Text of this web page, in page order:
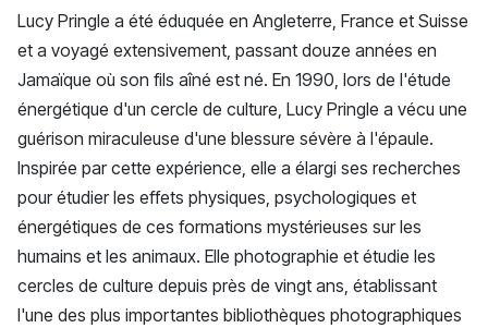
Lucy Pringle a été éduquée en Angleterre, France et Suisse
et a voyagé extensivement, passant douze années en
Jamaïque où son fils aîné est né. En 1990, lors de l'étude
énergétique d'un cercle de culture, Lucy Pringle a vécu une
guérison miraculeuse d'une blessure sévère à l'épaule.
Inspirée par cette expérience, elle a élargi ses recherches
pour étudier les effets physiques, psychologiques et
énergétiques de ces formations mystérieuses sur les
humains et les animaux. Elle photographie et étudie les
cercles de culture depuis près de vingt ans, établissant
l'une des plus importantes bibliothèques photographiques